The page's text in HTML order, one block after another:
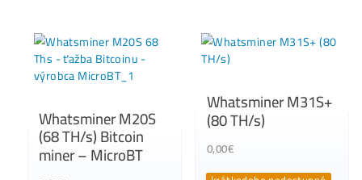
Whatsminer M73S+
(540 TH/s)
6 295,00 €
Whatsminer
(90 TH/s)
0,00€